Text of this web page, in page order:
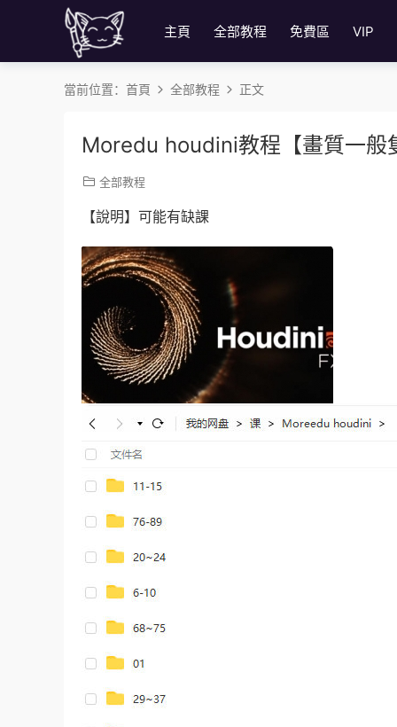
主頁 全部教程 免費區 VIP
當前位置： 首頁 全部教程 正文
Moredu houdini教程【畫質一般
全部教程
【說明】可能有缺課